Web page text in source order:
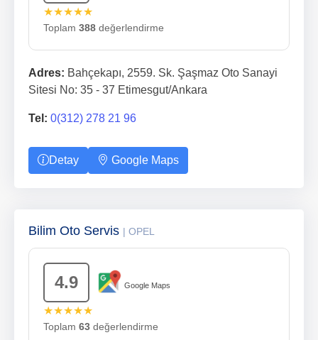
★★★★★
Toplam 388 değerlendirme
Adres: Bahçekapı, 2559. Sk. Şaşmaz Oto Sanayi
Sitesi No: 35 - 37 Etimesgut/Ankara
Tel: 0(312) 278 21 96
Detay Google Maps
Bilim Oto Servis | OPEL
4.9 Google Maps
★★★★★
Toplam 63 değerlendirme